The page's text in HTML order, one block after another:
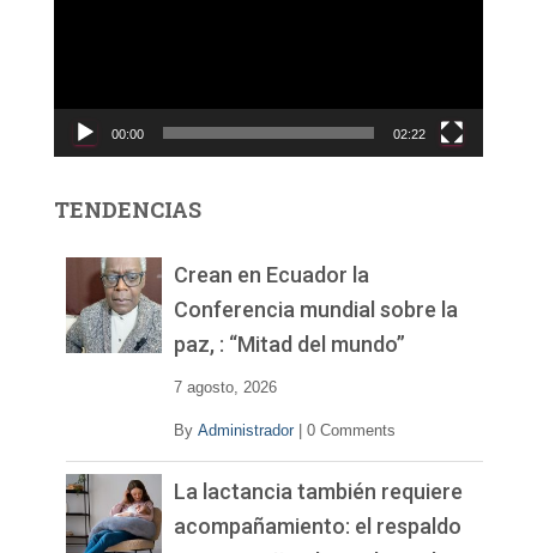
c
d
00:00 02:22
TENDENCIAS
Crean en Ecuador la
Conferencia mundial sobre la
paz, : “Mitad del mundo”
7 agosto, 2026
By Administrador 0 Comments
La lactancia también requiere
acompañamiento: el respaldo